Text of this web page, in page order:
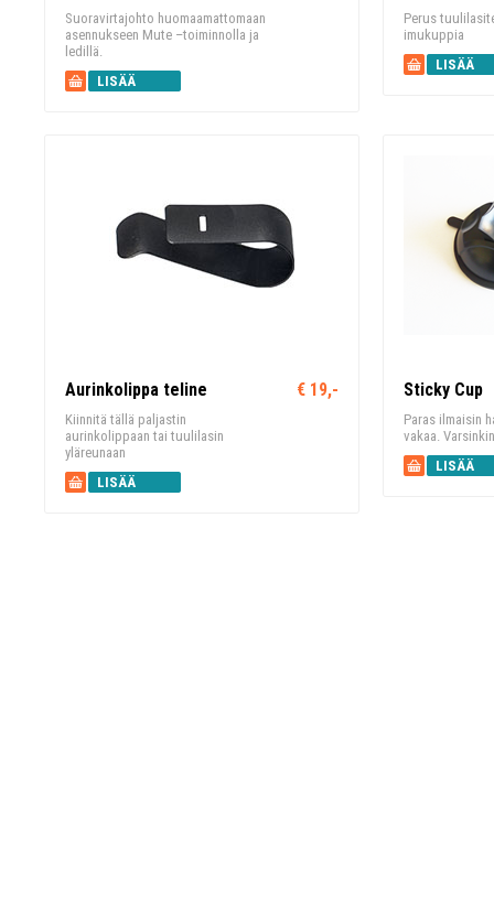
Suoravirtajohto huomaamattomaan
asennukseen Mute –toiminnolla ja
ledillä.
LISÄÄ
Perus
imukuppia
LISÄÄ
Aurinkolippa teline € 19,-
Kiinnitä tällä paljastin
aurinkolippaan tai tuulilasin
yläreunaan
LISÄÄ
Sticky Cup
Paras ilmaisin
vakaa.
LISÄÄ